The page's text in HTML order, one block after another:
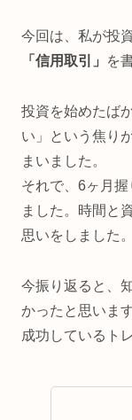
今回は、私が投
「信用取引」
を
投資を始めたば
い」という焦り
まいました。
それで、6ヶ月
ました。時間と
思いをしました。
今振り返ると、
かったと思います
成功しているト